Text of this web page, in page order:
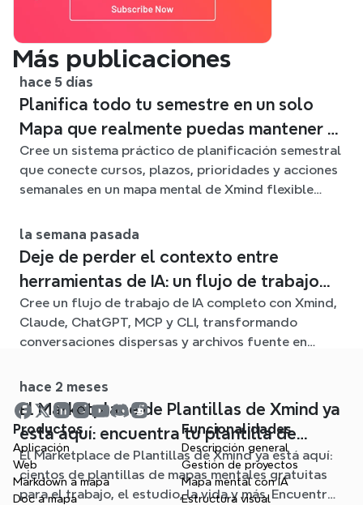
Más publicaciones
hace 5 días
Planifica todo tu semestre en un solo
Mapa que realmente puedas mantener al
día
Cree un sistema práctico de planificación semestral
que conecte cursos, plazos, prioridades y acciones
semanales en un mapa mental de Xmind flexible
la semana pasada
Deje de perder el contexto entre
herramientas de IA: un flujo de trabajo
conectado con Xmind
Cree un flujo de trabajo de IA completo con Xmind,
Claude, ChatGPT, MCP y CLI, transformando
conversaciones dispersas y archivos fuente en
hace 2 meses
El Marketplace de Plantillas de Xmind ya
está aquí: encuentra tu plantilla de
mapa mental para cualquier situación
El Marketplace de Plantillas de Xmind ya está aquí:
cientos de plantillas de mapas mentales gratuitas
para el trabajo, el estudio, la vida y más. Encuentra
Productos
Aplicación
Web
Markdown a mapa
Doc a mapa
Funcionalidades
Descripción general
Gestión de proyectos
Mapa mental con IA
Estructura visual